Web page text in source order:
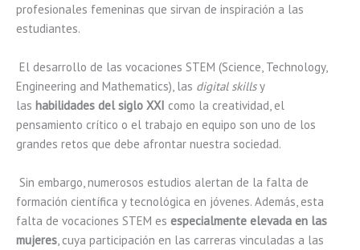
profesionales femeninas que sirvan de inspiración a las
estudiantes.
El desarrollo de las vocaciones STEM (Science, Technology,
Engineering and Mathematics), las digital skillsy
las habilidades del siglo XXI como la creatividad, el
pensamiento crítico o el trabajo en equipo son uno de los
grandes retos que debe afrontar nuestra sociedad.
Sin embargo, numerosos estudios alertan de la falta de
formación científica y tecnológica en jóvenes. Además, esta
falta de vocaciones STEM es especialmente elevada en las
mujeres , cuya participación en las carreras vinculadas a las